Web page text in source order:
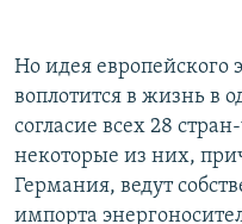
Но идея европейского
воплотится в жизнь в
согласие всех 28
некоторые из них,
Германия, ведут
импорта